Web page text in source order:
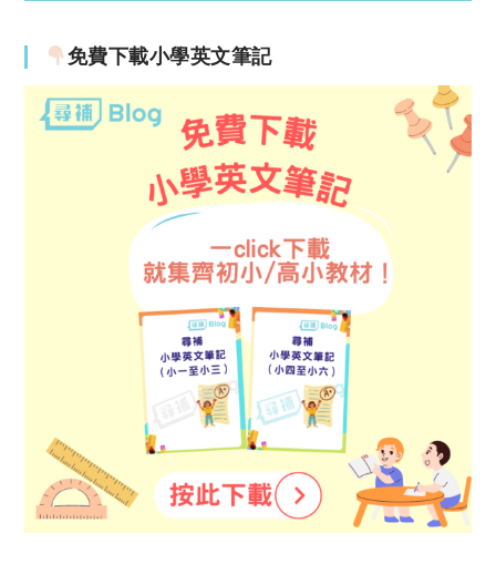
免費下載小學英文筆記